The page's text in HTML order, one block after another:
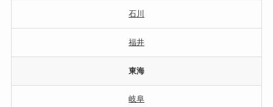
石川
福井
東海
岐阜